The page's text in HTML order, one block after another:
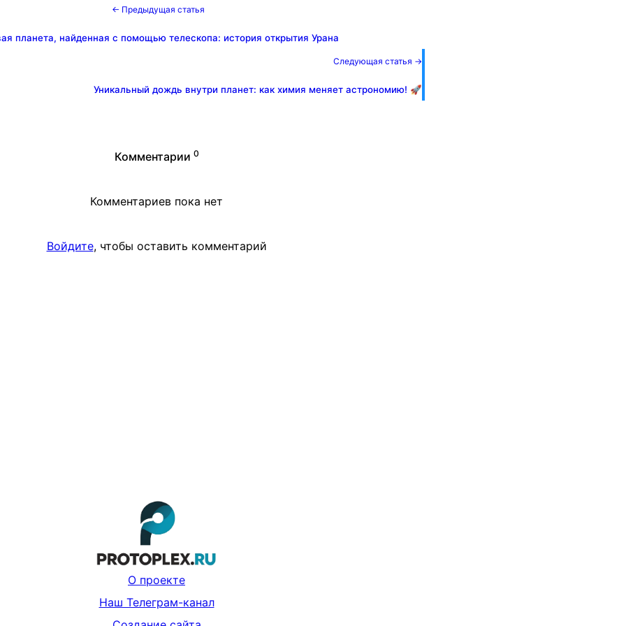
← Предыдущая статья
планета, найденная с помощью телескопа: история открытия Урана
Следующая статья →
Уникальный дождь внутри планет: как химия меняет астрономию! 🚀
Комментарии 0
Комментариев пока нет
Войдите, чтобы оставить комментарий
О проекте
Наш Телеграм-канал